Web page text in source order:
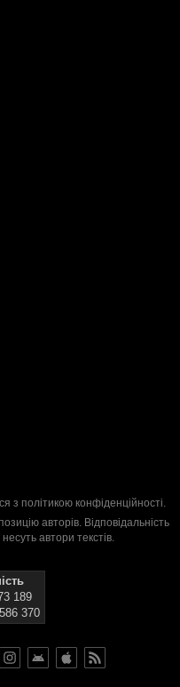
з політикою конфіденційності.
авторів. Відповідальність
автори текстів.
189
370